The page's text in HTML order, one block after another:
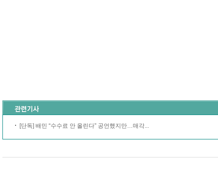
[단독] 배민 “수수료 안 올린다” 공언했지만…매각...